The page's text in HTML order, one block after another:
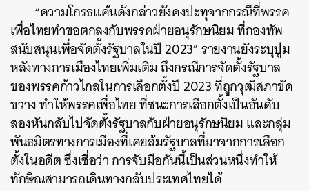
“ความโกรธแค้นดังกล่าวยังคงปะทุจากกรณีที่พรรค
เพื่อไทยทำขอตกลงกับพรรคฝ่ายอนุรักษนิยม ที่กองทัพ
สนับสนุนเพื่อจัดตั้งรัฐบาลในปี 2023” รายงานยังระบุปูม
หลังทางการเมืองไทยเพิ่มเติม ถึงกรณีการจัดตั้งรัฐบาล
ของพรรคก้าวไกลในการเลือกตั้งปี 2023 ที่ถูกวุฒิสภาขัด
ขวาง ทำให้พรรคเพื่อไทย ที่ชนะการเลือกตั้งเป็นอันดับ
สองหันกลับไปจัดตั้งรัฐบาลกับฝ่ายอนุรักษนิยม และกลุ่ม
พันธมิตรทางการเมืองที่เคยล้มรัฐบาลที่มาจากการเลือก
ตั้งในอดีต ซึ่งเชื่อว่า การจับมือกันนี้เป็นส่วนหนึ่งทำให้
ทักษิณสามารถเดินทางกลับประเทศไทยได้